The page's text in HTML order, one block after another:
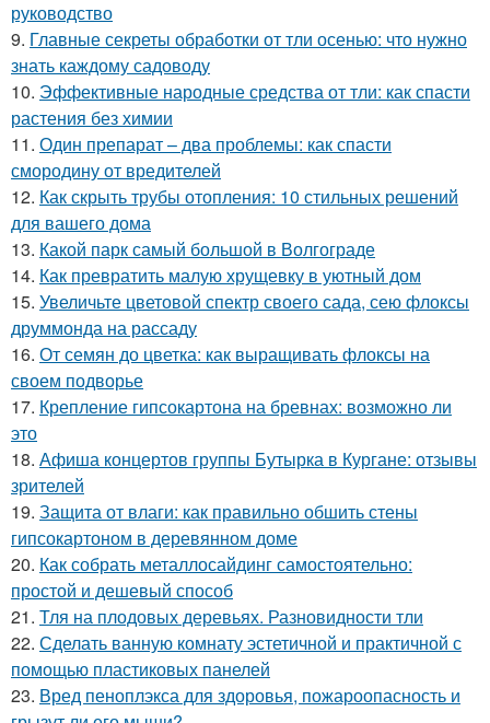
руководство
9. Главные секреты обработки от тли осенью: что нужно
знать каждому садоводу
10. Эффективные народные средства от тли: как спасти
растения без химии
11. Один препарат – два проблемы: как спасти
смородину от вредителей
12. Как скрыть трубы отопления: 10 стильных решений
для вашего дома
13. Какой парк самый большой в Волгограде
14. Как превратить малую хрущевку в уютный дом
15. Увеличьте цветовой спектр своего сада, сею флоксы
друммонда на рассаду
16. От семян до цветка: как выращивать флоксы на
своем подворье
17. Крепление гипсокартона на бревнах: возможно ли
это
18. Афиша концертов группы Бутырка в Кургане: отзывы
зрителей
19. Защита от влаги: как правильно обшить стены
гипсокартоном в деревянном доме
20. Как собрать металлосайдинг самостоятельно:
простой и дешевый способ
21. Тля на плодовых деревьях. Разновидности тли
22. Сделать ванную комнату эстетичной и практичной с
помощью пластиковых панелей
23. Вред пеноплэкса для здоровья, пожароопасность и